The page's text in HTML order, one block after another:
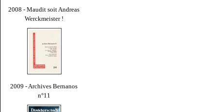
2008 - Maudit soit Andreas
Werckmeister !
2009 - Archives Bernanos
n°11